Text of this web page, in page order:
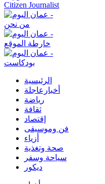
Citizen Journalist
من نحن
خارطة الموقع
بودكاست
الرئيسية
أخبارعاجلة
رياضة
ثقافة
إقتصاد
فن وموسيقى
أزياء
صحة وتغذية
سياحة وسفر
ديكور